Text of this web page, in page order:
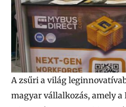
A zsűri a világ
magyar vállalkozás, amely